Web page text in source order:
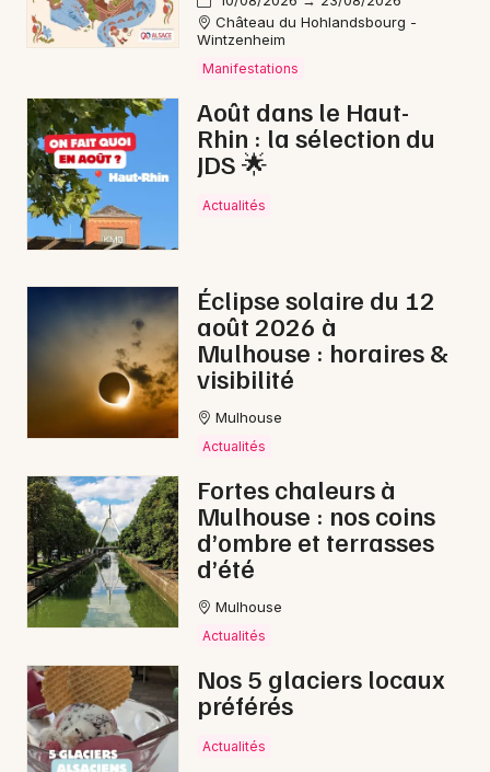
Restaurants
Choisir mes départements
Mon email
Je m'abonne
Château du Hohlandsbourg -
Wintzenheim
Manifestations
Août dans le Haut-
Rhin : la sélection du
JDS 🌟
Actualités
Éclipse solaire du 12
août 2026 à
Mulhouse : horaires &
visibilité
Mulhouse
Actualités
Fortes chaleurs à
Mulhouse : nos coins
d’ombre et terrasses
d’été
Mulhouse
Actualités
Nos 5 glaciers locaux
préférés
Actualités